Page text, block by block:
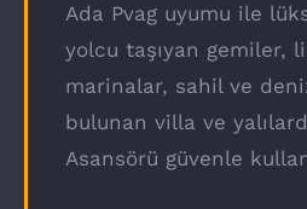
Ada Pvag uyumu ile
yolcu taşıyan gemiler,
marinalar, sahil ve
bulunan villa ve
Asansörü güvenle